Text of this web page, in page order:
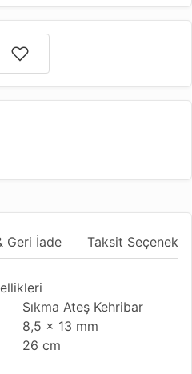
Geri İade Taksit
Sıkma Ateş Kehribar
8,5 x 13 mm
26 cm